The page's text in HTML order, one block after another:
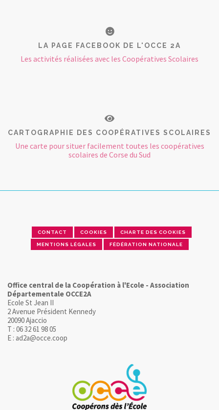
LA PAGE FACEBOOK DE L'OCCE 2A
Les activités réalisées avec les Coopératives Scolaires
CARTOGRAPHIE DES COOPÉRATIVES SCOLAIRES
Une carte pour situer facilement toutes les coopératives
scolaires de Corse du Sud
CONTACT COOKIES CHARTE DES COOKIES
MENTIONS LÉGALES FÉDÉRATION NATIONALE
Office central de la Coopération à l'Ecole - Association
Départementale OCCE2A
Ecole St Jean II
2 Avenue Président Kennedy
20090 Ajaccio
T : 06 32 61 98 05
E : ad2a@occe.coop